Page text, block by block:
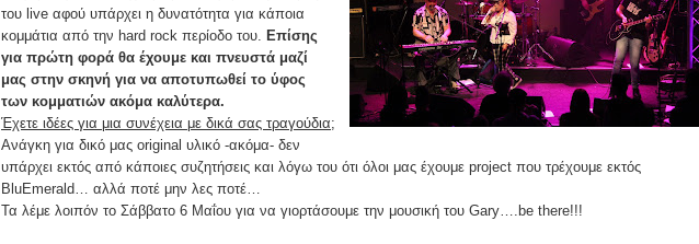
του live αφού υπάρχει η δυνατότητα για κάποια
κομμάτια από την hard rock περίοδο του. Επίσης
για πρώτη φορά θα έχουμε και πνευστά μαζί
μας στην σκηνή για να αποτυπωθεί το ύφος
των κομματιών ακόμα καλύτερα.
Έχετε ιδέες για μια συνέχεια με δικά σας τραγούδια;
Ανάγκη για δικό μας original υλικό -ακόμα- δεν
υπάρχει εκτός από κάποιες συζητήσεις και λόγω του ότι όλοι μας έχουμε project που τρέχουμε εκτός
BluEmerald… αλλά ποτέ μην λες ποτέ…
Τα λέμε λοιπόν το Σάββατο 6 Μαΐου για να γιορτάσουμε την μουσική του Gary….be there!!!